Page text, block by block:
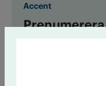
Accent
nyheter i din inkorg